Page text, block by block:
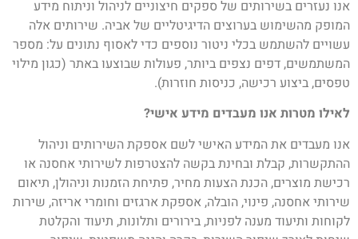
אנו נעזרים בשירותים של ספקים חיצוניים לניהול וניתוח מידע
המופק מהשימוש בערוצים הדיגיטליים של אביה. שירותים אלה
עשויים להשתמש בכלי ניטור נוספים כדי לאסוף נתונים על: מספר
המשתמשים, דפים נצפים ביותר, פעולות שבוצעו באתר (כגון מילוי
טפסים, ביצוע רכישה, כניסות חוזרות).
לאילו מטרות אנו מעבדים מידע אישי?
אנו מעבדים את המידע האישי לשם אספקת השירותים וניהול
ההתקשרות, קבלת ובחינת בקשה להצטרפות לשירותי אחסנה או
רכישת מוצרים, הכנת הצעות מחיר, פתיחת הזמנות וניהולן, תיאום
שירותי אחסנה, פינוי, הובלה, אספקת ארגזים וחומרי אריזה, שירות
לקוחות ותיעוד מענה לפניות, בירורים ותלונות, תיעוד והקלטת